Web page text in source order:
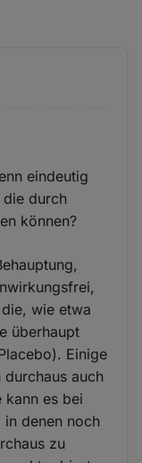
eindeutig
die durch
können?
wie etwa
überhaupt
Einige
auch
kann es bei
denen noch
zu